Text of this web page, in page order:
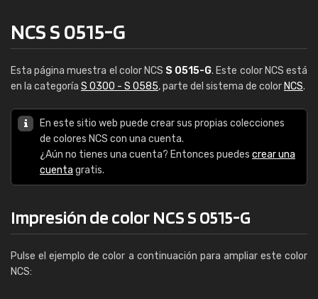
NCS S 0515-G
Esta página muestra el color NCS S 0515-G. Este color NCS está
en la categoría S 0300 - S 0585, parte del sistema de color NCS.
En este sitio web puede crear sus propias colecciones
de colores NCS con una cuenta.
¿Aún no tienes una cuenta? Entonces puedes crear una
cuenta gratis.
Impresión de color NCS S 0515-G
Pulse el ejemplo de color a continuación para ampliar este color
NCS: